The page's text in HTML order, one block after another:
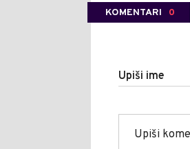
KOMENTARI 0
Upiši ime